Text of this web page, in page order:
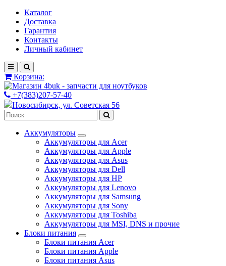
Каталог
Доставка
Гарантия
Контакты
Личный кабинет
Корзина:
+7(383)207-57-40
Новосибирск, ул. Советская 56
Аккумуляторы
Аккумуляторы для Acer
Аккумуляторы для Apple
Аккумуляторы для Asus
Аккумуляторы для Dell
Аккумуляторы для HP
Аккумуляторы для Lenovo
Аккумуляторы для Samsung
Аккумуляторы для Sony
Аккумуляторы для Toshiba
Аккумуляторы для MSI, DNS и прочие
Блоки питания
Блоки питания Acer
Блоки питания Apple
Блоки питания Asus